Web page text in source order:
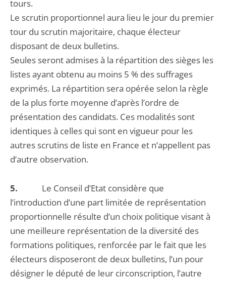
tours.
Le scrutin proportionnel aura lieu le jour du premier
tour du scrutin majoritaire, chaque électeur
disposant de deux bulletins.
Seules seront admises à la répartition des sièges les
listes ayant obtenu au moins 5 % des suffrages
exprimés. La répartition sera opérée selon la règle
de la plus forte moyenne d’après l’ordre de
présentation des candidats. Ces modalités sont
identiques à celles qui sont en vigueur pour les
autres scrutins de liste en France et n’appellent pas
d’autre observation.
5. Le Conseil d’Etat considère que
l’introduction d’une part limitée de représentation
proportionnelle résulte d’un choix politique visant à
une meilleure représentation de la diversité des
formations politiques, renforcée par le fait que les
électeurs disposeront de deux bulletins, l’un pour
désigner le député de leur circonscription, l’autre